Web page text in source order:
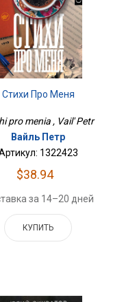
Стихи Про Меня
pro menia , Vail' Petr
Вайль Петр
1322423
$38.94
за 14–20 дней
КУПИТЬ